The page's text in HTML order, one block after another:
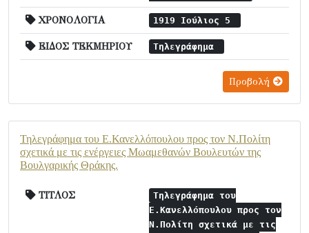
ΧΡΟΝΟΛΟΓΙΑ 1919 Ιούλιος 5
ΕΙΔΟΣ ΤΕΚΜΗΡΙΟΥ Τηλεγράφημα
Προβολή
Τηλεγράφημα του Ε.Κανελλόπουλου προς τον Ν.Πολίτη
σχετικά με τις ενέργειες Μωαμεθανών Βουλευτών της
Βουλγαρικής Θράκης.
ΤΙΤΛΟΣ
Τηλεγράφημα του
Ε.Κανελλόπουλου προς τον
Ν.Πολίτη σχετικά με τις